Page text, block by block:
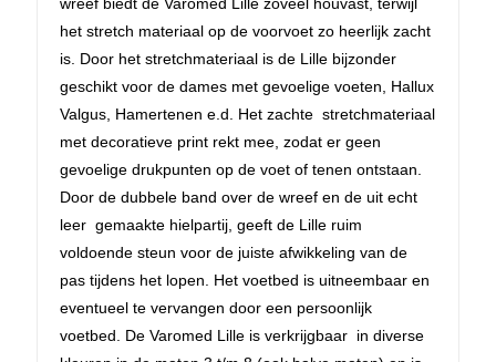
wreef biedt de Varomed Lille zoveel houvast, terwijl
het stretch materiaal op de voorvoet zo heerlijk zacht
is. Door het stretchmateriaal is de Lille bijzonder
geschikt voor de dames met gevoelige voeten, Hallux
Valgus, Hamertenen e.d. Het zachte stretchmateriaal
met decoratieve print rekt mee, zodat er geen
gevoelige drukpunten op de voet of tenen ontstaan.
Door de dubbele band over de wreef en de uit echt
leer gemaakte hielpartij, geeft de Lille ruim
voldoende steun voor de juiste afwikkeling van de
pas tijdens het lopen. Het voetbed is uitneembaar en
eventueel te vervangen door een persoonlijk
voetbed. De Varomed Lille is verkrijgbaar in diverse